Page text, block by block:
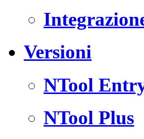
Versioni
NTool
NTool Plus